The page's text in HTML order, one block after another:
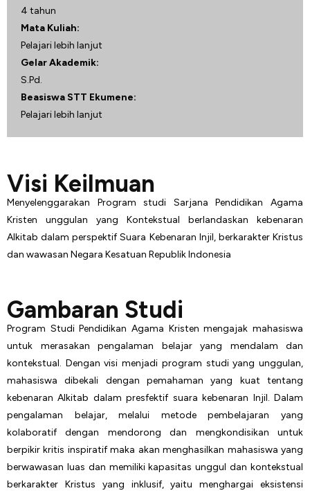
4 tahun
Mata Kuliah:
Pelajari lebih lanjut
Gelar Akademik:
S.Pd.
Beasiswa STT Ekumene:
Pelajari lebih lanjut
Visi Keilmuan
Menyelenggarakan Program studi Sarjana Pendidikan Agama
Kristen unggulan yang Kontekstual berlandaskan kebenaran
Alkitab dalam perspektif Suara Kebenaran Injil, berkarakter Kristus
dan wawasan Negara Kesatuan Republik Indonesia
Gambaran Studi
Program Studi Pendidikan Agama Kristen mengajak mahasiswa
untuk merasakan pengalaman belajar yang mendalam dan
kontekstual. Dengan visi menjadi program studi yang unggulan,
mahasiswa dibekali dengan pemahaman yang kuat tentang
kebenaran Alkitab dalam presfektif suara kebenaran Injil. Dalam
pengalaman belajar, melalui metode pembelajaran yang
kolaboratif dengan mendorong dan mengkondisikan untuk
berpikir kritis inspiratif maka akan menghasilkan mahasiswa yang
berwawasan luas dan memiliki kapasitas unggul dan kontekstual
berkarakter Kristus yang inklusif, yaitu menghargai eksistensi